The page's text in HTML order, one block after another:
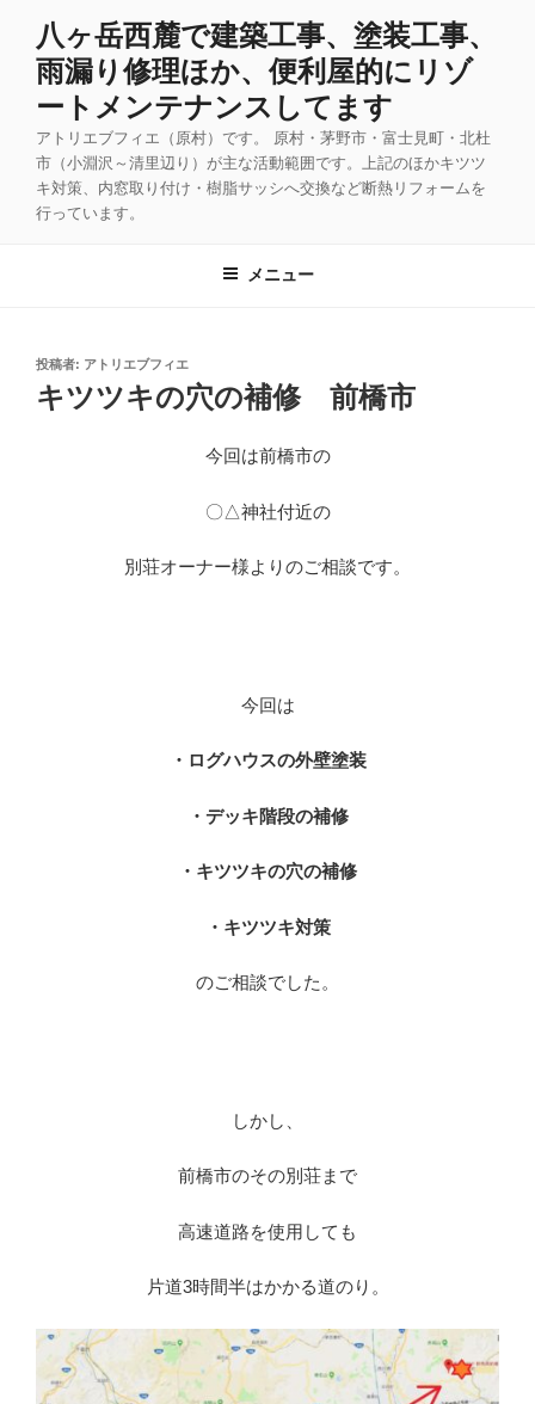
八ヶ岳西麓で建築工事、塗装工事、
雨漏り修理ほか、便利屋的にリゾ
ートメンテナンスしてます
アトリエブフィエ（原村）です。 原村・茅野市・富士見町・北杜
市（小淵沢～清里辺り）が主な活動範囲です。上記のほかキツツ
キ対策、内窓取り付け・樹脂サッシへ交換など断熱リフォームを
行っています。
メニュー
投
稿
日:
投稿者: アトリエブフィエ
キツツキの穴の補修 前橋市
今回は前橋市の
〇△神社付近の
別荘オーナー様よりのご相談です。
今回は
・ログハウスの外壁塗装
・デッキ階段の補修
・キツツキの穴の補修
・キツツキ対策
のご相談でした。
しかし、
前橋市のその別荘まで
高速道路を使用しても
片道3時間半はかかる道のり。